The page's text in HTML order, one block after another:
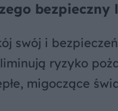
bezpieczny
swój i
ryzyko
migoczące